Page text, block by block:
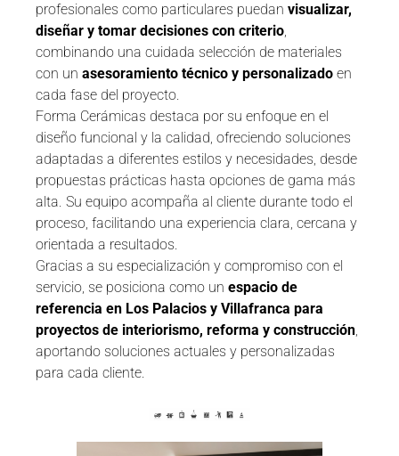
profesionales como particulares puedan visualizar,
diseñar y tomar decisiones con criterio,
combinando una cuidada selección de materiales
con un asesoramiento técnico y personalizado en
cada fase del proyecto.
Forma Cerámicas destaca por su enfoque en el
diseño funcional y la calidad, ofreciendo soluciones
adaptadas a diferentes estilos y necesidades, desde
propuestas prácticas hasta opciones de gama más
alta. Su equipo acompaña al cliente durante todo el
proceso, facilitando una experiencia clara, cercana y
orientada a resultados.
Gracias a su especialización y compromiso con el
servicio, se posiciona como un espacio de
referencia en Los Palacios y Villafranca para
proyectos de interiorismo, reforma y construcción,
aportando soluciones actuales y personalizadas
para cada cliente.